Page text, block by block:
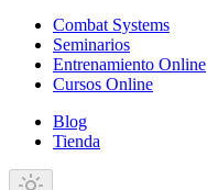
Combat Systems
Seminarios
Entrenamiento Online
Cursos Online
Blog
Tienda